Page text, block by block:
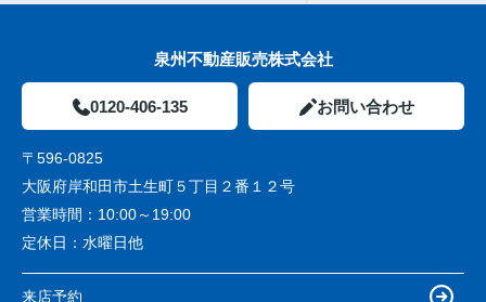
泉州不動産販売株式会社
0120-406-135 お問い合わせ
〒596-0825
大阪府岸和田市土生町５丁目２番１２号
営業時間： 10:00～19:00
定休日： 水曜日他
来店予約